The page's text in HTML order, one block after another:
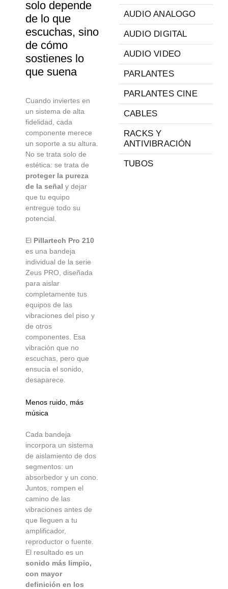
solo depende
de lo que
escuchas, sino
de cómo
sostienes lo
que suena
Cuando inviertes en
un sistema de alta
fidelidad, cada
componente merece
un soporte a su altura.
No se trata solo de
estética: se trata de
proteger la pureza
de la señal y dejar
que tu equipo
entregue todo su
potencial.
El Pillartech Pro 210
es una bandeja
individual de la serie
Zeus PRO, diseñada
para aislar
completamente tus
equipos de las
vibraciones del piso y
de otros
componentes. Esa
vibración que no
escuchas, pero que
ensucia el sonido,
desaparece.
Menos ruido, más
música
Cada bandeja
incorpora un sistema
de aislamiento de dos
segmentos: un
absorbedor y un cono.
Juntos, rompen el
camino de las
vibraciones antes de
que lleguen a tu
amplificador,
reproductor o fuente.
El resultado es un
sonido más limpio,
con mayor
definición en los
AUDIO ANALOGO
AUDIO DIGITAL
AUDIO VIDEO
PARLANTES
PARLANTES CINE
CABLES
RACKS Y
ANTIVIBRACIÓN
TUBOS